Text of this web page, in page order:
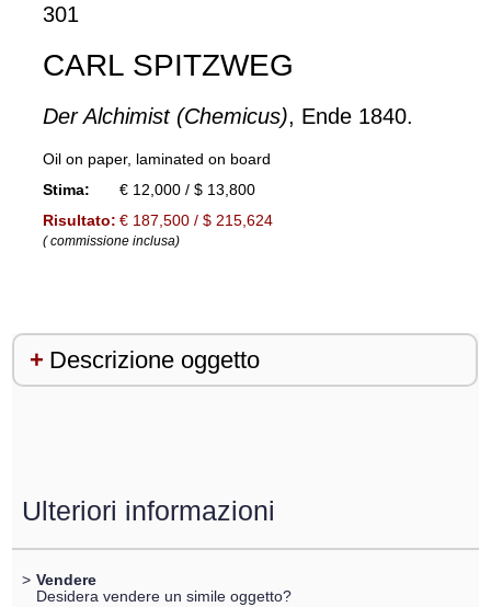
301
CARL SPITZWEG
Der Alchimist (Chemicus), Ende 1840.
Oil on paper, laminated on board
Stima:
€ 12,000 / $ 13,800
Risultato: € 187,500 / $ 215,624
( commissione inclusa)
Descrizione oggetto
Ulteriori informazioni
> Vendere
Desidera vendere un simile oggetto?